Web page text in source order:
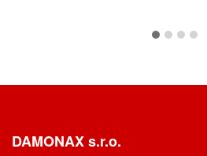
DAMONAX s.r.o.